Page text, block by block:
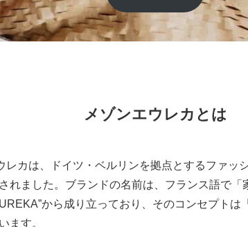
メゾンエウレカとは
カは、ドイツ・ベルリンを拠点とするファッ
れました。ブランドの名前は、フランス語で「
から成り立っており、そのコンセプト
ます。